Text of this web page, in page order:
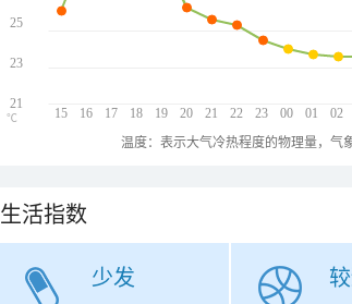
15 16 17 18 19 20 21 22 23 00 01 02
25
23
21
℃
温度：表示大气冷热程度的物理量，气
生活指数
少发